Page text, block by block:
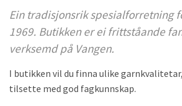
Ein tradisjonsrik spesialforretning
1969. Butikken er ei frittståande
verksemd på Vangen.
I butikken vil du finna ulike
tilsette med god fagkunnskap.